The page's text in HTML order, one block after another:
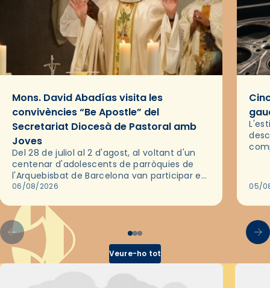
Mons. David Abadías visita les
convivències “Be Apostle” del
Secretariat Diocesà de Pastoral amb
Joves
Del 28 de juliol al 2 d'agost, al voltant d'un
centenar d'adolescents de parròquies de
l'Arquebisbat de Barcelona van participar en
les convivències Be Apostle, organitzades
06/08/2026 05/
Veure-ho tot